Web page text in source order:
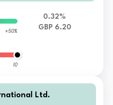
+50%
10
0.32%
GBP 6.20
Ltd.